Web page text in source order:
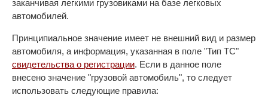
заканчивая легкими грузовиками на базе легковых
автомобилей.
Принципиальное значение имеет не внешний вид и размер
автомобиля, а информация, указанная в поле "Тип ТС"
свидетельства о регистрации. Если в данное поле
внесено значение "грузовой автомобиль", то следует
использовать следующие правила: